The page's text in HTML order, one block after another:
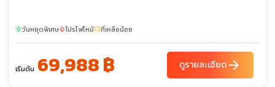
sunnyวันหยุดพิเศษlocal_fire_departmentโปรไฟไหม้confirmation_numberที่เหลือน้อย
เริ่มต้น 69,988 ฿ ดูรายละเอียดarrow_forward